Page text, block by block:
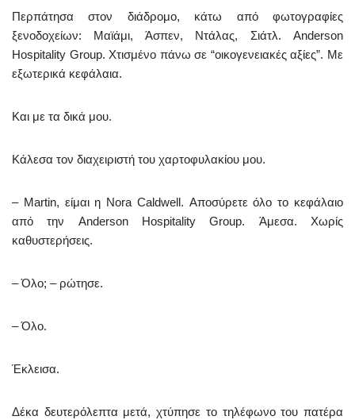
Περπάτησα στον διάδρομο, κάτω από φωτογραφίες
ξενοδοχείων: Μαϊάμι, Άσπεν, Ντάλας, Σιάτλ. Anderson
Hospitality Group. Χτισμένο πάνω σε “οικογενειακές αξίες”. Με
εξωτερικά κεφάλαια.
Και με τα δικά μου.
Κάλεσα τον διαχειριστή του χαρτοφυλακίου μου.
– Martin, είμαι η Nora Caldwell. Αποσύρετε όλο το κεφάλαιο
από την Anderson Hospitality Group. Άμεσα. Χωρίς
καθυστερήσεις.
– Όλο; – ρώτησε.
– Όλο.
Έκλεισα.
Δέκα δευτερόλεπτα μετά, χτύπησε το τηλέφωνο του πατέρα